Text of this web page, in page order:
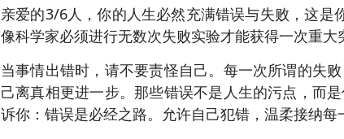
亲爱的3/6人，你的人生必然充满错误与失败，这
像科学家必须进行无数次失败实验才能获得一次重大
当事情出错时，请不要责怪自己。每一次所谓的失
己离真相更进一步。那些错误不是人生的污点，而
诉你：错误是必经之路。允许自己犯错，温柔接纳